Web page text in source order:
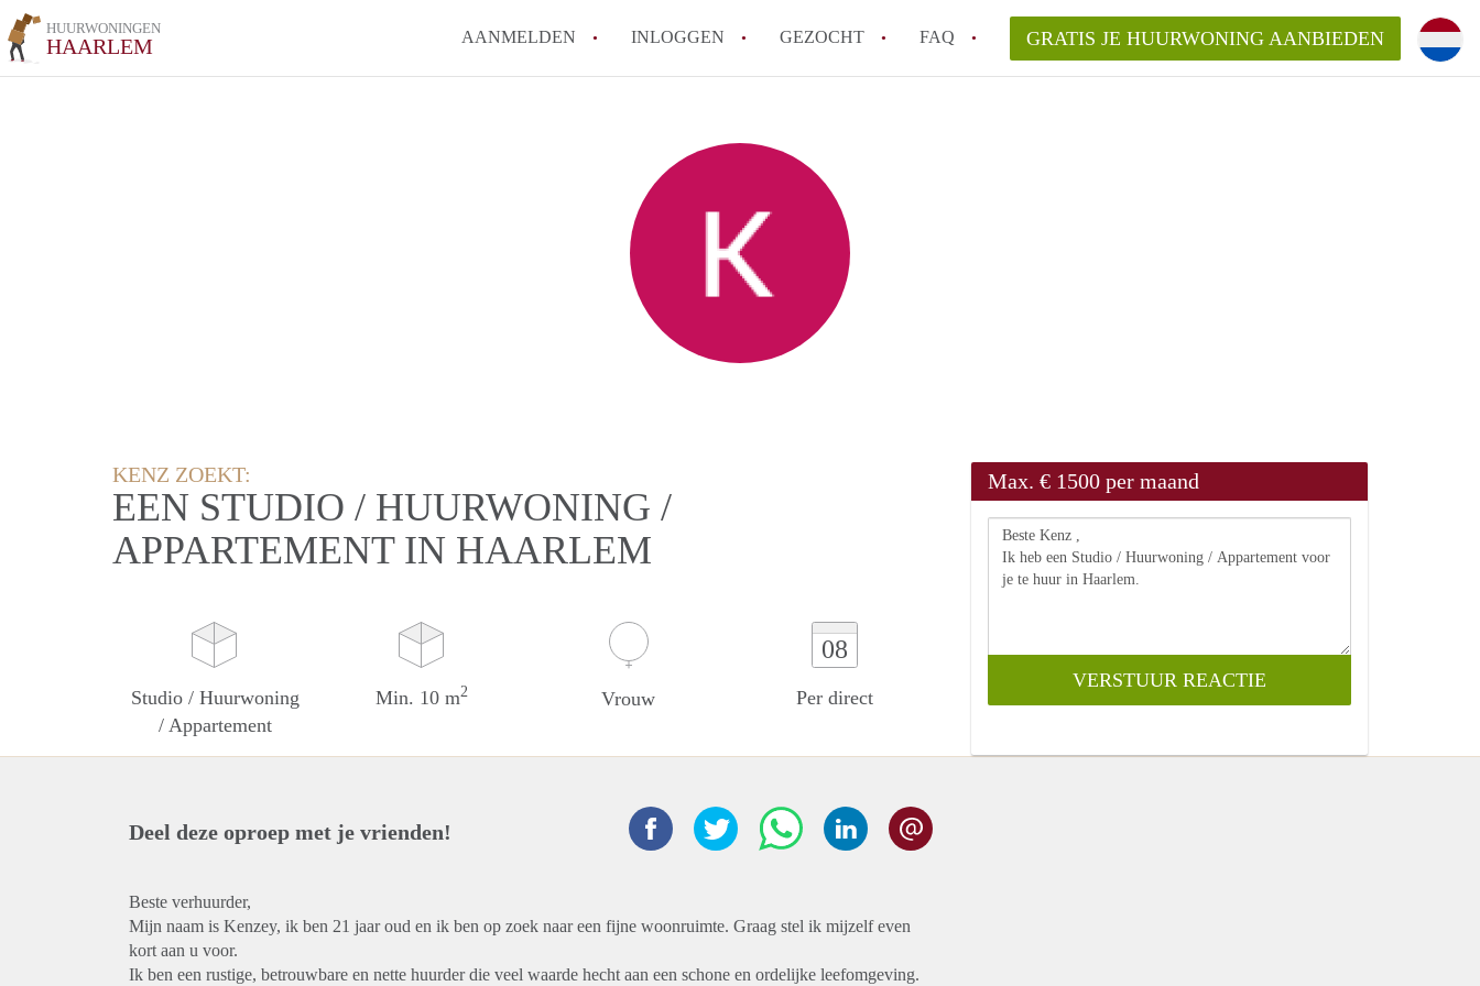
HUURWONINGEN
HAARLEM AANMELDEN INLOGGEN GEZOCHT FAQ
How to translate HuurwoningenHaarlem!
Wat is HuurwoningenHaarlem?
Hoeveel kost het om te reageren op een Huurwoning in Haarlem?
Wat is de privacyverklaring van HuurwoningenHaarlem?
Berekent HuurwoningenHaarlem
makelaarsvergoeding/bemiddelingsvergoeding?
Alle veelgestelde vragen
GRATIS JE HUURWONING AANBIEDEN
KENZ ZOEKT:
EEN STUDIO / HUURWONING /
APPARTEMENT IN HAARLEM
Studio / Huurwoning
/ Appartement
Min. 10 m2 Vrouw
08
Per direct
Max. € 1500 per maand
Deel deze oproep met je vrienden!
Beste verhuurder,
Mijn naam is Kenzey, ik ben 21 jaar oud en ik ben op zoek naar een fijne woonruimte. Graag stel ik mijzelf even
kort aan u voor.
Ik ben een rustige, betrouwbare en nette huurder die veel waarde hecht aan een schone en ordelijke leefomgeving.